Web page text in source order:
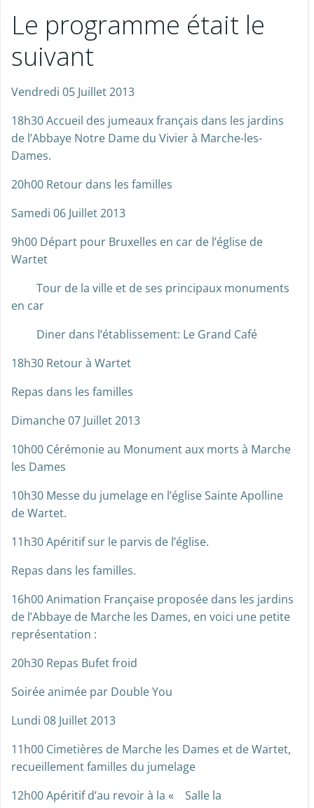
Le programme était le
suivant
Vendredi 05 Juillet 2013
18h30 Accueil des jumeaux français dans les jardins
de l’Abbaye Notre Dame du Vivier à Marche-les-
Dames.
20h00 Retour dans les familles
Samedi 06 Juillet 2013
9h00 Départ pour Bruxelles en car de l’église de
Wartet
Tour de la ville et de ses principaux monuments
en car
Diner dans l’établissement: Le Grand Café
18h30 Retour à Wartet
Repas dans les familles
Dimanche 07 Juillet 2013
10h00 Cérémonie au Monument aux morts à Marche
les Dames
10h30 Messe du jumelage en l’église Sainte Apolline
de Wartet.
11h30 Apéritif sur le parvis de l’église.
Repas dans les familles.
16h00 Animation Française proposée dans les jardins
de l’Abbaye de Marche les Dames, en voici une petite
représentation :
20h30 Repas Bufet froid
Soirée animée par Double You
Lundi 08 Juillet 2013
11h00 Cimetières de Marche les Dames et de Wartet,
recueillement familles du jumelage
12h00 Apéritif d’au revoir à la « Salle la